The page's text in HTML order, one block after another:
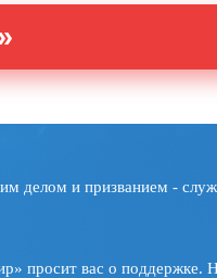
делом и призванием -
просит вас о поддержке.